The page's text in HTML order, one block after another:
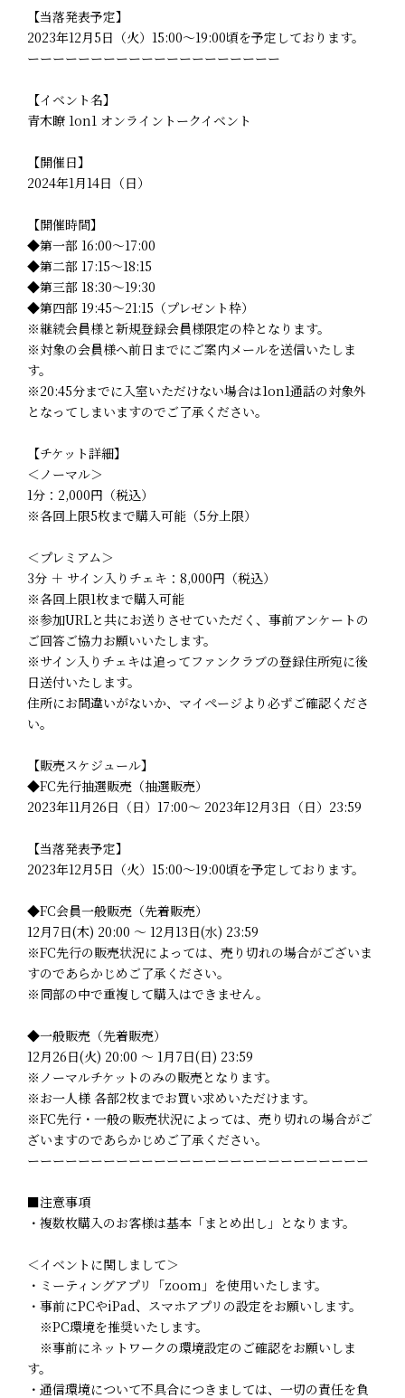
【当落発表予定】
2023年12月5日（火）15:00～19:00頃を予定しております。
ーーーーーーーーーーーーーーーーーーーー
【イベント名】
青木瞭 1on1 オンライントークイベント
【開催日】
2024年1月14日（日）
【開催時間】
◆第一部 16:00～17:00
◆第二部 17:15～18:15
◆第三部 18:30～19:30
◆第四部 19:45～21:15（プレゼント枠）
※継続会員様と新規登録会員様限定の枠となります。
※対象の会員様へ前日までにご案内メールを送信いたしま
す。
※20:45分までに入室いただけない場合は1on1通話の対象外
となってしまいますのでご了承ください。
【チケット詳細】
＜ノーマル＞
1分：2,000円（税込）
※各回上限5枚まで購入可能（5分上限）
＜プレミアム＞
3分 ＋ サイン入りチェキ：8,000円（税込）
※各回上限1枚まで購入可能
※参加URLと共にお送りさせていただく、事前アンケートの
ご回答ご協力お願いいたします。
※サイン入りチェキは追ってファンクラブの登録住所宛に後
日送付いたします。
住所にお間違いがないか、マイページより必ずご確認くださ
い。
【販売スケジュール】
◆FC先行抽選販売（抽選販売）
2023年11月26日（日）17:00～ 2023年12月3日（日）23:59
【当落発表予定】
2023年12月5日（火）15:00～19:00頃を予定しております。
◆FC会員一般販売（先着販売）
12月7日(木) 20:00 ～ 12月13日(水) 23:59
※FC先行の販売状況によっては、売り切れの場合がございま
すのであらかじめご了承ください。
※同部の中で重複して購入はできません。
◆一般販売（先着販売）
12月26日(火) 20:00 ～ 1月7日(日) 23:59
※ノーマルチケットのみの販売となります。
※お一人様 各部2枚までお買い求めいただけます。
※FC先行・一般の販売状況によっては、売り切れの場合がご
ざいますのであらかじめご了承ください。
ーーーーーーーーーーーーーーーーーーーーーーーーーーー
■注意事項
・複数枚購入のお客様は基本「まとめ出し」となります。
＜イベントに関しまして＞
・ミーティングアプリ「zoom」を使用いたします。
・事前にPCやiPad、スマホアプリの設定をお願いします。
※PC環境を推奨いたします。
※事前にネットワークの環境設定のご確認をお願いしま
す。
・通信環境について不具合につきましては、一切の責任を負